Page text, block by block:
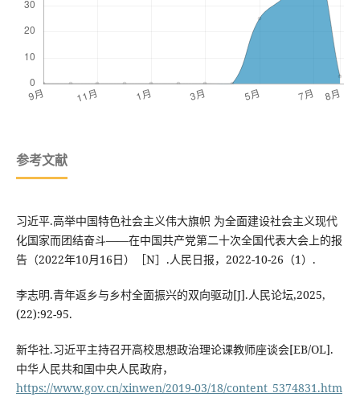
参考文献
习近平.高举中国特色社会主义伟大旗帜 为全面建设社会主义现代
化国家而团结奋斗——在中国共产党第二十次全国代表大会上的报
告（2022年10月16日）［N］.人民日报，2022-10-26（1）.
李志明.青年返乡与乡村全面振兴的双向驱动[J].人民论坛,2025,
(22):92-95.
新华社.习近平主持召开高校思想政治理论课教师座谈会[EB/OL].
中华人民共和国中央人民政府，
https://www.gov.cn/xinwen/2019-03/18/content_5374831.htm